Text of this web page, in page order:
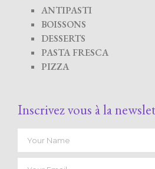
ANTIPASTI
BOISSONS
DESSERTS
PASTA FRESCA
PIZZA
Inscrivez vous à la